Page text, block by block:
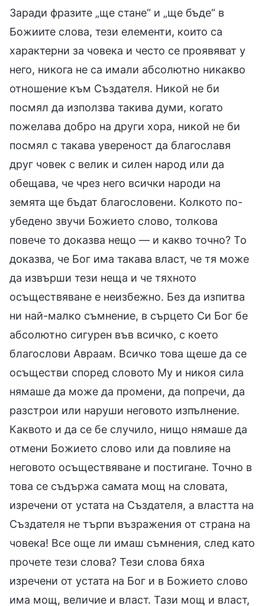
Заради фразите „ще стане“ и „ще бъде“ в
Божиите слова, тези елементи, които са
характерни за човека и често се проявяват у
него, никога не са имали абсолютно никакво
отношение към Създателя. Никой не би
посмял да използва такива думи, когато
пожелава добро на други хора, никой не би
посмял с такава увереност да благославя
друг човек с велик и силен народ или да
обещава, че чрез него всички народи на
земята ще бъдат благословени. Колкото по-
убедено звучи Божието слово, толкова
повече то доказва нещо — и какво точно? То
доказва, че Бог има такава власт, че тя може
да извърши тези неща и че тяхното
осъществяване е неизбежно. Без да изпитва
ни най-малко съмнение, в сърцето Си Бог бе
абсолютно сигурен във всичко, с което
благослови Авраам. Всичко това щеше да се
осъществи според словото Му и никоя сила
нямаше да може да промени, да попречи, да
разстрои или наруши неговото изпълнение.
Каквото и да се бе случило, нищо нямаше да
отмени Божието слово или да повлияе на
неговото осъществяване и постигане. Точно в
това се съдържа самата мощ на словата,
изречени от устата на Създателя, а властта на
Създателя не търпи възражения от страна на
човека! Все още ли имаш съмнения, след като
прочете тези слова? Тези слова бяха
изречени от устата на Бог и в Божието слово
има мощ, величие и власт. Тази мощ и власт,